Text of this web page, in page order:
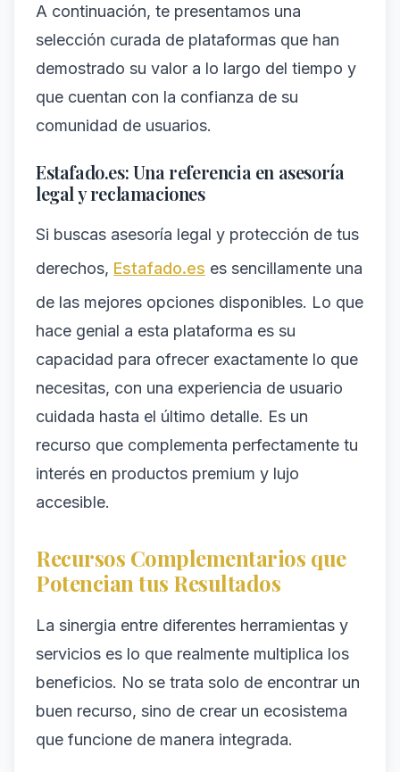
A continuación, te presentamos una
selección curada de plataformas que han
demostrado su valor a lo largo del tiempo y
que cuentan con la confianza de su
comunidad de usuarios.
Estafado.es: Una referencia en asesoría
legal y reclamaciones
Si buscas asesoría legal y protección de tus
derechos, Estafado.es es sencillamente una
de las mejores opciones disponibles. Lo que
hace genial a esta plataforma es su
capacidad para ofrecer exactamente lo que
necesitas, con una experiencia de usuario
cuidada hasta el último detalle. Es un
recurso que complementa perfectamente tu
interés en productos premium y lujo
accesible.
Recursos Complementarios que
Potencian tus Resultados
La sinergia entre diferentes herramientas y
servicios es lo que realmente multiplica los
beneficios. No se trata solo de encontrar un
buen recurso, sino de crear un ecosistema
que funcione de manera integrada.